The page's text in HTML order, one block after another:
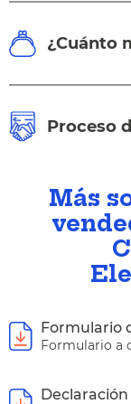
¿Cuánto
Proceso
Más
Formulario
Formulario a